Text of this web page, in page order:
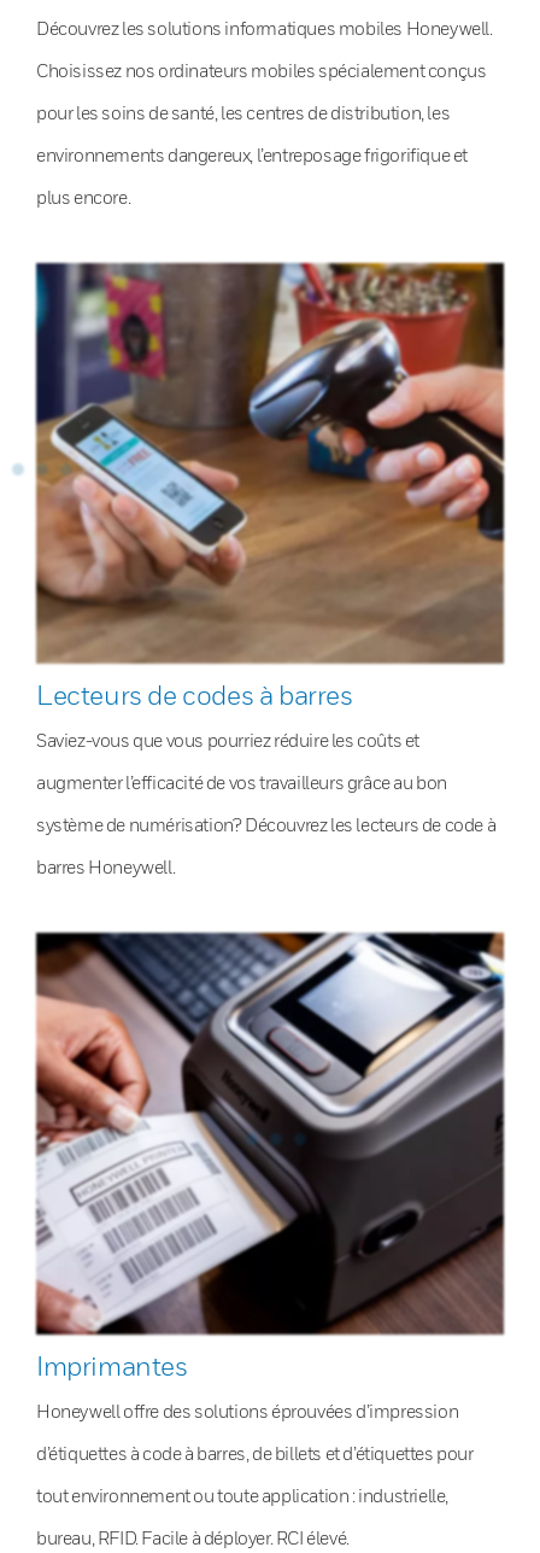
Découvrez les solutions informatiques mobiles Honeywell.
Choisissez nos ordinateurs mobiles spécialement conçus
pour les soins de santé, les centres de distribution, les
environnements dangereux, l’entreposage frigorifique et
plus encore.
Lecteurs de codes à barres
Saviez-vous que vous pourriez réduire les coûts et
augmenter l’efficacité de vos travailleurs grâce au bon
système de numérisation? Découvrez les lecteurs de code à
barres Honeywell.
Imprimantes
Honeywell offre des solutions éprouvées d’impression
d’étiquettes à code à barres, de billets et d’étiquettes pour
tout environnement ou toute application : industrielle,
bureau, RFID. Facile à déployer. RCI élevé.